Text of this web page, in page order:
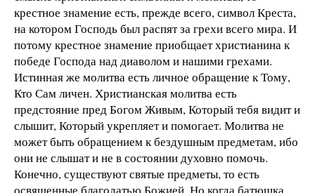
крестное знамение есть, прежде всего, символ Креста,
на котором Господь был распят за грехи всего мира. И
потому крестное знамение приобщает христианина к
победе Господа над диаволом и нашими грехами.
Истинная же молитва есть личное обращение к Тому,
Кто Сам личен. Христианская молитва есть
предстояние пред Богом Живым, Который тебя видит и
слышит, Который укрепляет и помогает. Молитва не
может быть обращением к бездушным предметам, ибо
они не слышат и не в состоянии духовно помочь.
Конечно, существуют святые предметы, то есть